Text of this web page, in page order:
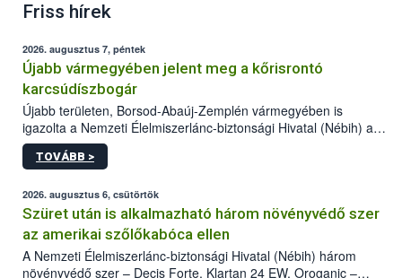
Friss hírek
2026. augusztus 7, péntek
Újabb vármegyében jelent meg a kőrisrontó
karcsúdíszbogár
Újabb területen, Borsod-Abaúj-Zemplén vármegyében is
igazolta a Nemzeti Élelmiszerlánc-biztonsági Hivatal (Nébih) a
kőrisrontó karcsúdíszbogár (Agrilus planipennis) jelenlétét. A
kártevőt nem csak színcsapdában találták meg, de már fertőzött
az intenzív felderítést, emellett az intézkedéseket a szlovák
hatósággal is összehangolják a terjedés megállítása érdekében.
TOVÁBB >
2026. augusztus 6, csütörtök
Szüret után is alkalmazható három növényvédő szer
az amerikai szőlőkabóca ellen
A Nemzeti Élelmiszerlánc-biztonsági Hivatal (Nébih) három
növényvédő szer – Decis Forte, Klartan 24 EW, Oroganic –